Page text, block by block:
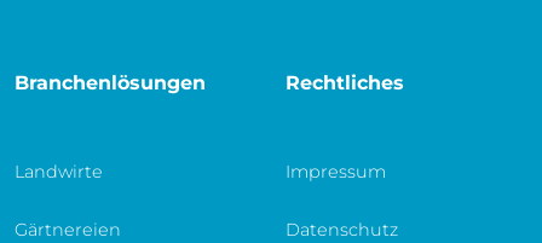
Branchenlösungen
Landwirte
Gärtnereien
Rechtliches
Impressum
Datenschutz